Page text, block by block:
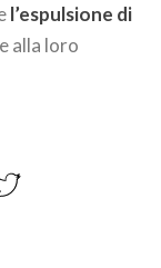
l’espulsione di
alla loro